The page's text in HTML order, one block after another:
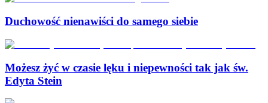
Duchowość nienawiści do samego siebie
Możesz żyć w czasie lęku i niepewności tak jak św.
Edyta Stein